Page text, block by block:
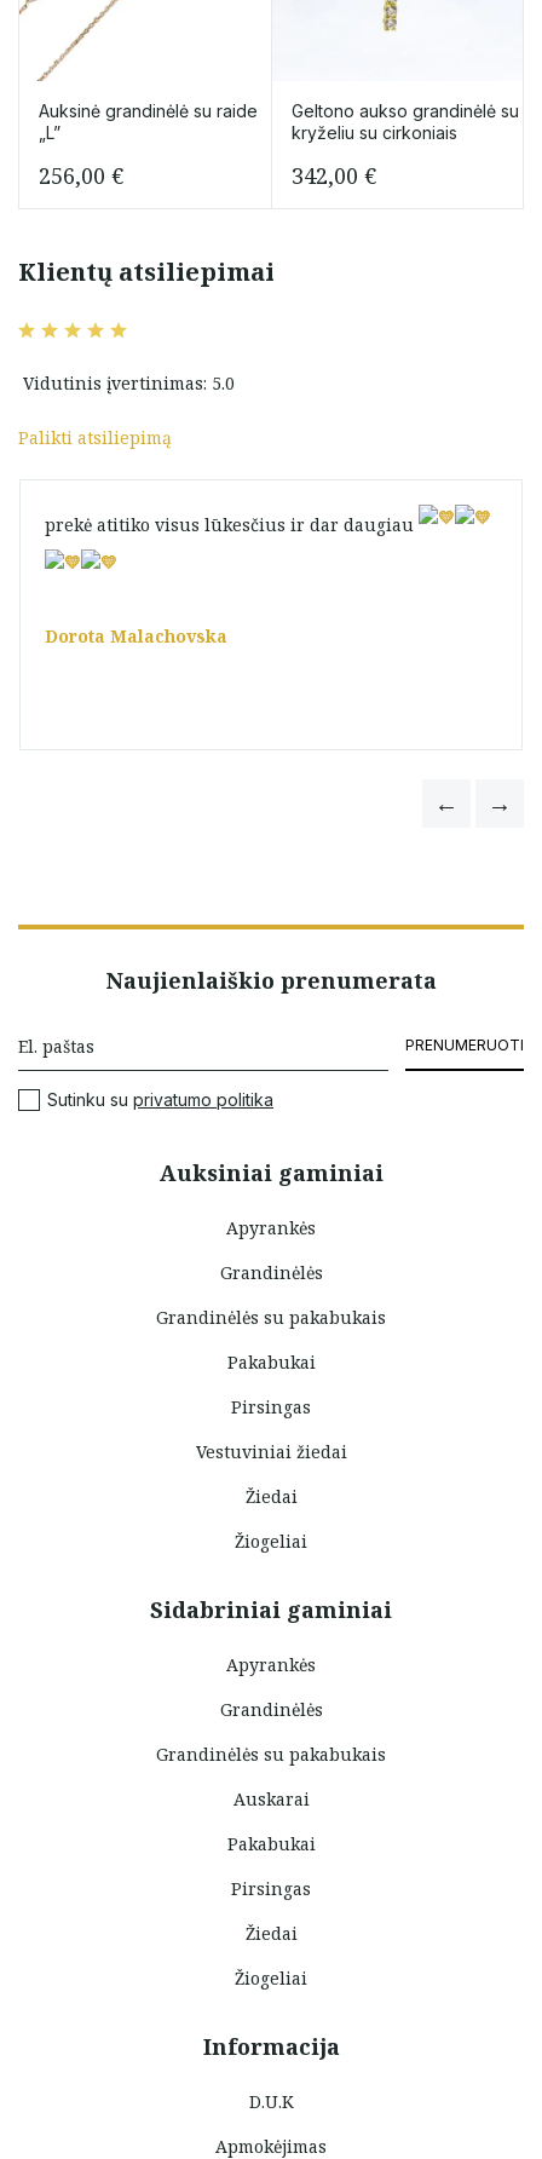
Auksinė grandinėlė su raide
„L”
256,00 €
Geltono aukso grandinėlė su
kryželiu su cirkoniais
342,00 €
Klientų atsiliepimai
Vidutinis įvertinimas: 5.0
Palikti atsiliepimą
prekė atitiko visus lūkesčius ir dar daugiau
Dorota Malachovska
Auksiniai gaminiai
Apyrankės
Grandinėlės
Grandinėlės su pakabukais
Pakabukai
Pirsingas
Vestuviniai žiedai
Žiedai
Žiogeliai
Sidabriniai gaminiai
Apyrankės
Grandinėlės
Grandinėlės su pakabukais
Auskarai
Pakabukai
Pirsingas
Žiedai
Žiogeliai
Informacija
D.U.K
Apmokėjimas
Naujienlaiškio prenumerata
PRENUMERUOTI
Sutinku su privatumo politika